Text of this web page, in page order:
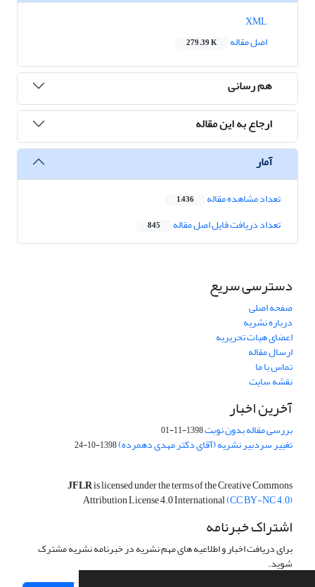
اصل مقاله
279.39 K
هم رسانی
ارجاع به این مقاله
آمار
تعداد مشاهده مقاله 1,436
تعداد دریافت فایل اصل مقاله 845
دسترسی سریع
صفحه اصلی
درباره نشریه
اعضای هیات تحریریه
ارسال مقاله
تماس با ما
نقشه سایت
آخرین اخبار
بررسی مقاله بدون نوبت1398-11-01
تغییر سردبیر نشریه (آقای دکتر مهدی دهمرده)1398-10-24
JFLRis licensed under the terms of the Creative Commons
Attribution License 4.0 International(CC BY-NC 4.0)
اشتراک خبرنامه
برای دریافت اخبار و اطلاعیه های مهم نشریه در خبرنامه نشریه مشترک
شوید.